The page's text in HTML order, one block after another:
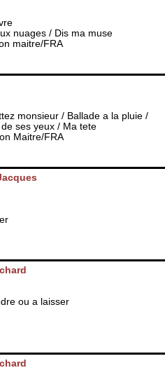
nuages / Dis ma muse
maitre/FRA
monsieur / Ballade a la pluie /
ses yeux / Ma tete
Maitre/FRA
ou a laisser